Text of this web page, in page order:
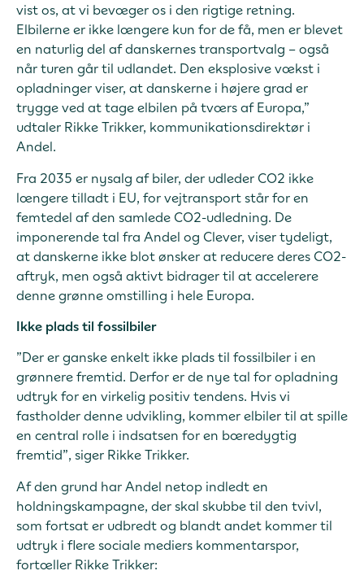
vist os, at vi bevæger os i den rigtige retning.
Elbilerne er ikke længere kun for de få, men er blevet
en naturlig del af danskernes transportvalg – også
når turen går til udlandet. Den eksplosive vækst i
opladninger viser, at danskerne i højere grad er
trygge ved at tage elbilen på tværs af Europa,”
udtaler Rikke Trikker, kommunikationsdirektør i
Andel.
Fra 2035 er nysalg af biler, der udleder CO2 ikke
længere tilladt i EU, for vejtransport står for en
femtedel af den samlede CO2-udledning. De
imponerende tal fra Andel og Clever, viser tydeligt,
at danskerne ikke blot ønsker at reducere deres CO2-
aftryk, men også aktivt bidrager til at accelerere
denne grønne omstilling i hele Europa.
Ikke plads til fossilbiler
”Der er ganske enkelt ikke plads til fossilbiler i en
grønnere fremtid. Derfor er de nye tal for opladning
udtryk for en virkelig positiv tendens. Hvis vi
fastholder denne udvikling, kommer elbiler til at spille
en central rolle i indsatsen for en bæredygtig
fremtid”, siger Rikke Trikker.
Af den grund har Andel netop indledt en
holdningskampagne, der skal skubbe til den tvivl,
som fortsat er udbredt og blandt andet kommer til
udtryk i flere sociale mediers kommentarspor,
fortæller Rikke Trikker: